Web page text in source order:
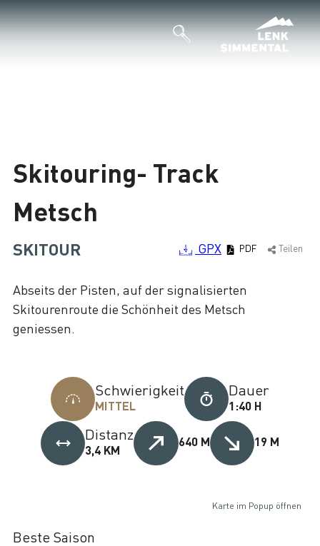
Skitouring- Track
Metsch
SKITOUR GPX PDF Teilen
Abseits der Pisten, auf der signalisierten
Skitourenroute die Schönheit des Metsch
geniessen.
Schwierigkeit
MITTEL
Dauer
1:40 H
Distanz
3,4 KM
640 M 19 M
Karte im Popup öffnen
Beste Saison